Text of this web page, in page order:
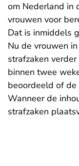
om Nederland in
vrouwen voor
Dat is inmiddels
Nu de vrouwen
strafzaken
binnen twee
beoordeeld of de
Wanneer de
strafzaken